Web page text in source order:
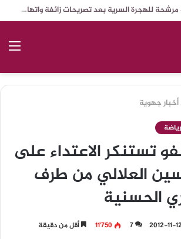
العرائش.. توقيف مرشحة للهجرة السرية بعد تصريحات زائفة واتهامات كيدية ضد جهات رسمية
أخبار جهوية
تستنكر الاعتداء على
العلالي من طرف
الحسنية
2012-11-12
7 11٬750 أقل من دقيقة